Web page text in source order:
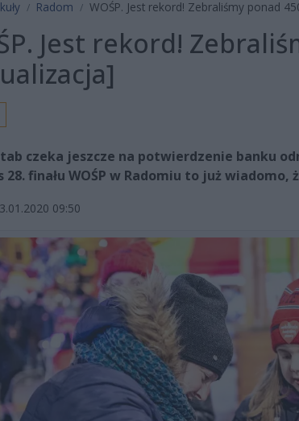
Radom WOŚP. Jest rekord! Zebraliśmy ponad
Jest rekord!
czeka jeszcze na potwierdzenie banku
28. finału WOŚP w Radomiu to już
09:50